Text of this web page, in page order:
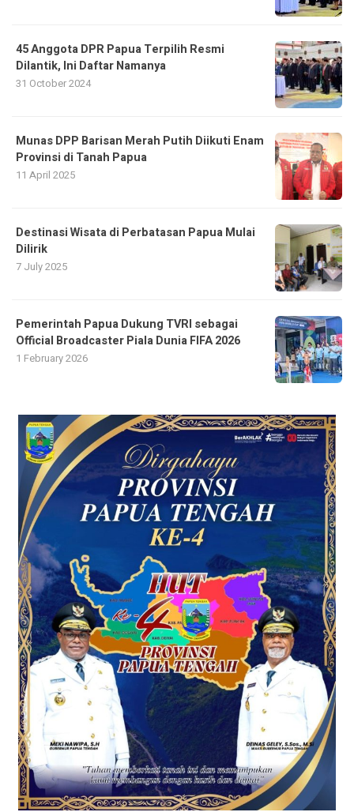
45 Anggota DPR Papua Terpilih Resmi
Dilantik, Ini Daftar Namanya
31 October 2024
Munas DPP Barisan Merah Putih Diikuti Enam
Provinsi di Tanah Papua
11 April 2025
Destinasi Wisata di Perbatasan Papua Mulai
Dilirik
7 July 2025
Pemerintah Papua Dukung TVRI sebagai
Official Broadcaster Piala Dunia FIFA 2026
1 February 2026